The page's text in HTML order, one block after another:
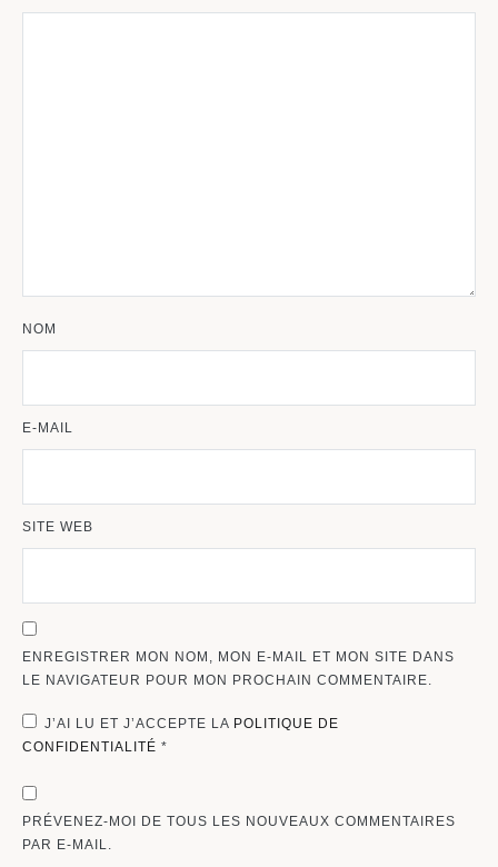
NOM
E-MAIL
SITE WEB
ENREGISTRER MON NOM, MON E-MAIL ET MON SITE DANS
LE NAVIGATEUR POUR MON PROCHAIN COMMENTAIRE.
J’AI LU ET J’ACCEPTE LA POLITIQUE DE
CONFIDENTIALITÉ *
PRÉVENEZ-MOI DE TOUS LES NOUVEAUX COMMENTAIRES
PAR E-MAIL.